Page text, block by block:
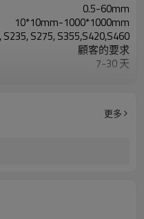
0.5-60mm
10*10mm-1000*1000mm
S235, S275, S355,S420,S460
顧客的要求
7-30 天
3-12米，根據客戶要求
更多